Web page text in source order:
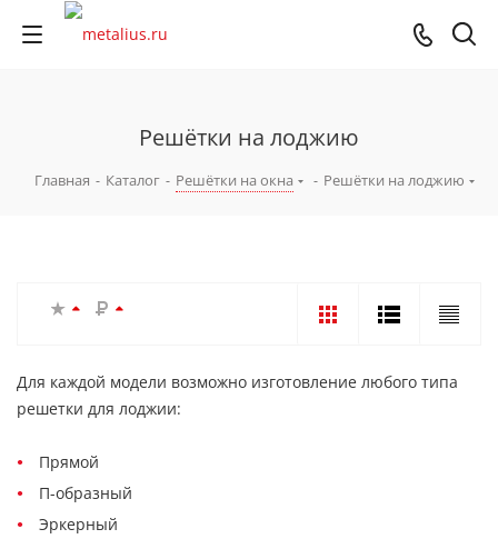
Решётки на лоджию
Главная - Каталог - Решётки на окна - Решётки на лоджию
Для каждой модели возможно изготовление любого типа
решетки для лоджии:
Прямой
П-образный
Эркерный